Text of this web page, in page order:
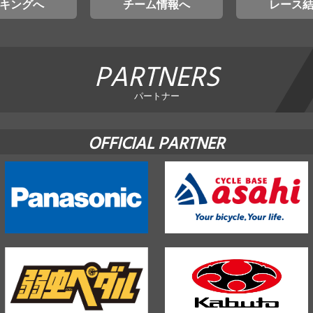
ングへ チーム情報へ レース
PARTNERS
パートナー
OFFICIAL PARTNER